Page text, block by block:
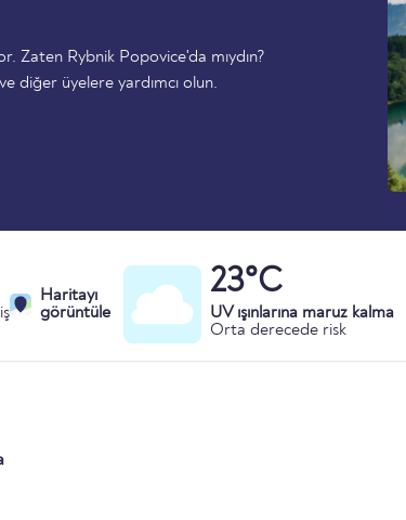
Zaten Rybnik Popovice'da mıydın?
diğer üyelere yardımcı olun.
Haritayı
görüntüle
23°C
UV ışınlarına maruz kalma
Orta derecede risk